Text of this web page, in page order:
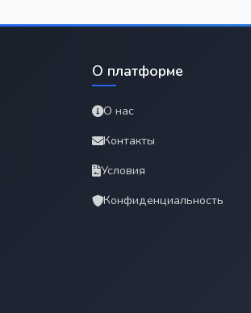
О платформе
О нас
Контакты
Условия
Конфиденциальность